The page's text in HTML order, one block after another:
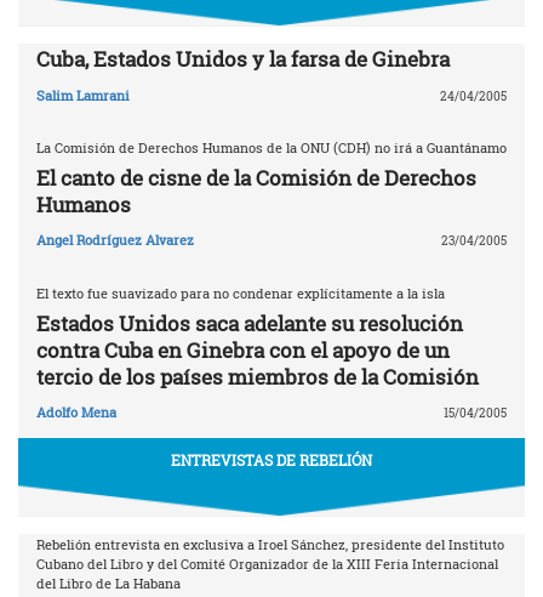
Cuba, Estados Unidos y la farsa de Ginebra
Salim Lamrani 24/04/2005
La Comisión de Derechos Humanos de la ONU (CDH) no irá a Guantánamo
El canto de cisne de la Comisión de Derechos
Humanos
Angel Rodríguez Alvarez 23/04/2005
El texto fue suavizado para no condenar explícitamente a la isla
Estados Unidos saca adelante su resolución
contra Cuba en Ginebra con el apoyo de un
tercio de los países miembros de la Comisión
Adolfo Mena 15/04/2005
ENTREVISTAS DE REBELIÓN
Rebelión entrevista en exclusiva a Iroel Sánchez, presidente del Instituto
Cubano del Libro y del Comité Organizador de la XIII Feria Internacional
del Libro de La Habana